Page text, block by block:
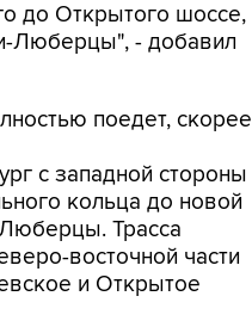
до Открытого шоссе,
Люберцы", - добавил
поедет, скорее
с западной стороны
кольца до новой
Трасса
восточной части
и Открытое